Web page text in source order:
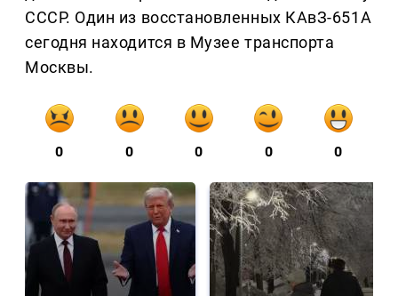
СССР. Один из восстановленных КАвЗ-651А
сегодня находится в Музее транспорта
Москвы.
0 0 0 0 0